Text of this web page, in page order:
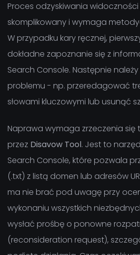
Proces odzyskiwania
skomplikowany i wymaga
W przypadku kary ręcznej,
dokładne zapoznanie się z
Search Console. Następnie
problemu - np. przeredagować
słowami kluczowymi lub usunąć
Naprawa wymaga zrzeczenia się
przez Disavow Tool. Jest to
Search Console, które pozwala
(.txt) z listą domen lub adresów
ma nie brać pod uwagę przy
wykonaniu wszystkich
wysłać prośbę o ponowne
(reconsideration request),